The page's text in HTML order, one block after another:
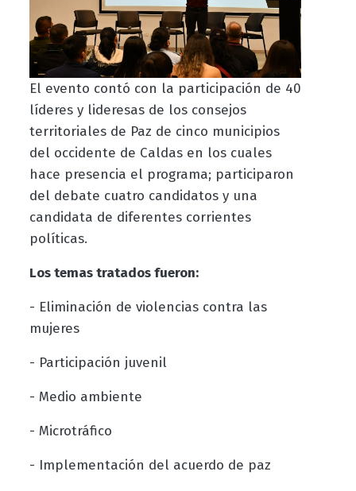
El evento contó con la participación de 40
líderes y lideresas de los consejos
territoriales de Paz de cinco municipios
del occidente de Caldas en los cuales
hace presencia el programa; participaron
del debate cuatro candidatos y una
candidata de diferentes corrientes
políticas.
Los temas tratados fueron:
- Eliminación de violencias contra las
mujeres
- Participación juvenil
- Medio ambiente
- Microtráfico
- Implementación del acuerdo de paz